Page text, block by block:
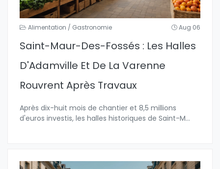
Alimentation / Gastronomie Aug 06
Saint-Maur-Des-Fossés : Les Halles
D'Adamville Et De La Varenne
Rouvrent Après Travaux
Après dix-huit mois de chantier et 8,5 millions
d'euros investis, les halles historiques de Saint-M...